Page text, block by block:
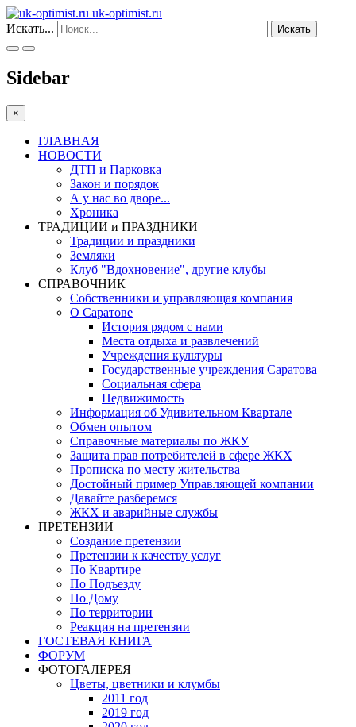
uk-optimist.ru
Искать...
Искать
Sidebar
×
ГЛАВНАЯ
НОВОСТИ
ДТП и Парковка
Закон и порядок
А у нас во дворе...
Хроника
ТРАДИЦИИ и ПРАЗДНИКИ
Традиции и праздники
Земляки
Клуб "Вдохновение", другие клубы
СПРАВОЧНИК
Собственники и управляющая компания
О Саратове
История рядом с нами
Места отдыха и развлечений
Учреждения культуры
Государственные учреждения Саратова
Социальная сфера
Недвижимость
Информация об Удивительном Квартале
Обмен опытом
Справочные материалы по ЖКУ
Защита прав потребителей в сфере ЖКХ
Прописка по месту жительства
Достойный пример Управляющей компании
Давайте разберемся
ЖКХ и аварийные службы
ПРЕТЕНЗИИ
Создание претензии
Претензии к качеству услуг
По Квартире
По Подъезду
По Дому
По территории
Реакция на претензии
ГОСТЕВАЯ КНИГА
ФОРУМ
ФОТОГАЛЕРЕЯ
Цветы, цветники и клумбы
2011 год
2019 год